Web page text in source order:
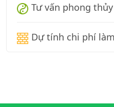
Tư vấn phong thủy
Dự tính chi phí